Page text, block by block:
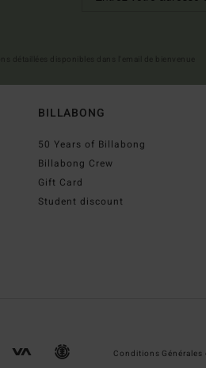
BILLABONG
50 Years of Billabong
Billabong Crew
Gift Card
Student discount
Conditions